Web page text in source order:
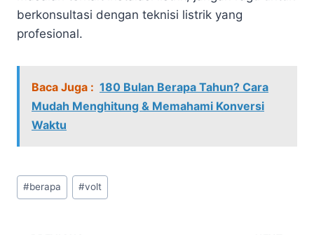
berkonsultasi dengan teknisi listrik yang
profesional.
Baca Juga : 180 Bulan Berapa Tahun? Cara
Mudah Menghitung & Memahami Konversi
Waktu
Post
Tags:
#berapa #volt